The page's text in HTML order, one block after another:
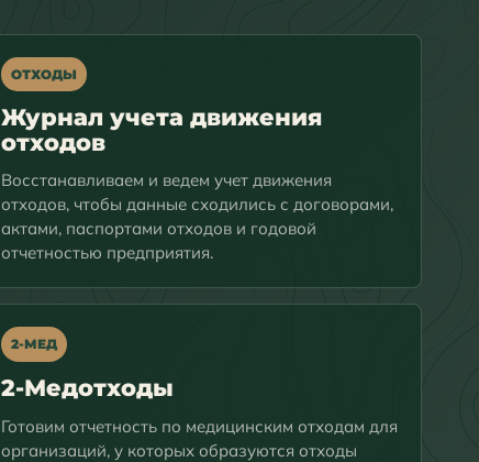
ОТХОДЫ
Журнал учета движения
отходов
Восстанавливаем и ведем учет движения
отходов, чтобы данные сходились с договорами,
актами, паспортами отходов и годовой
отчетностью предприятия.
2-МЕД
2-Медотходы
Готовим отчетность по медицинским отходам для
организаций, у которых образуются отходы